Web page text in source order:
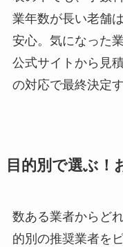
業年数が長い老舗
安心。気になった
公式サイトから見
の対応で最終決定
目的別で選ぶ！
数ある業者からど
的別の推奨業者を